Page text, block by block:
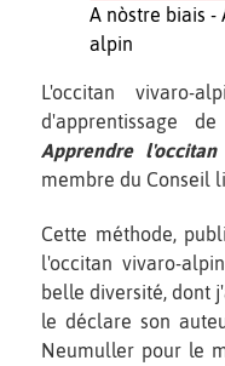
A nòstre biais
alpin
L'occitan vivaro-
d'apprentissage
Apprendre l'occitan
membre du Conseil
Cette méthode,
l'occitan vivaro-
belle diversité, dont
le déclare son
Neumuller pour le